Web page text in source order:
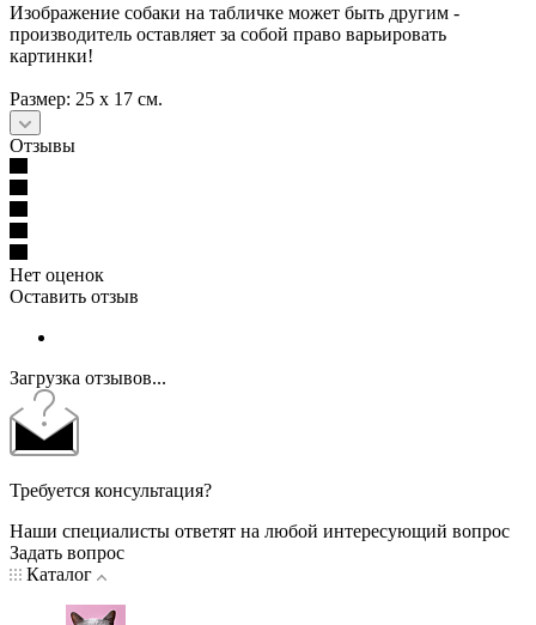
Изображение собаки на табличке может быть другим -
производитель оставляет за собой право варьировать
картинки!
Размер: 25 х 17 см.
Отзывы
Нет оценок
Оставить отзыв
Загрузка отзывов...
Требуется консультация?
Наши специалисты ответят на любой интересующий вопрос
Задать вопрос
Каталог